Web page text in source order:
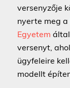
versenyzője
nyerte meg a
Egyetem
versenyt,
ügyfeleire
modellt